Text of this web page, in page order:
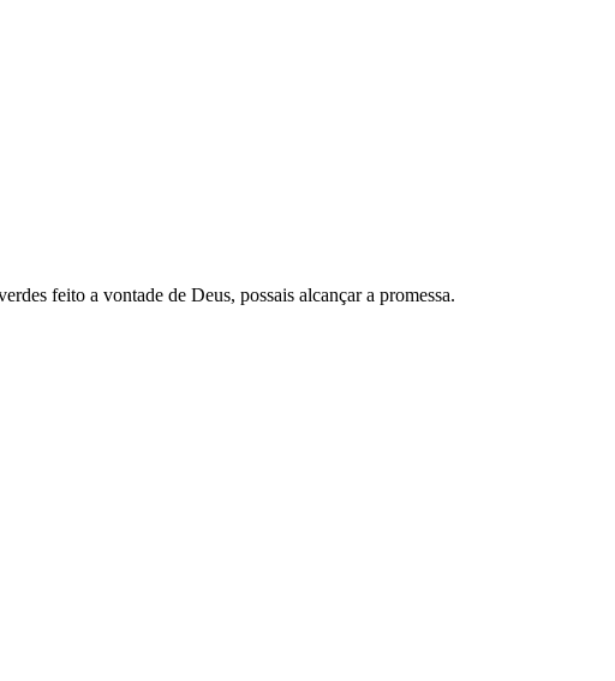
feito a vontade de Deus, possais alcançar a promessa.